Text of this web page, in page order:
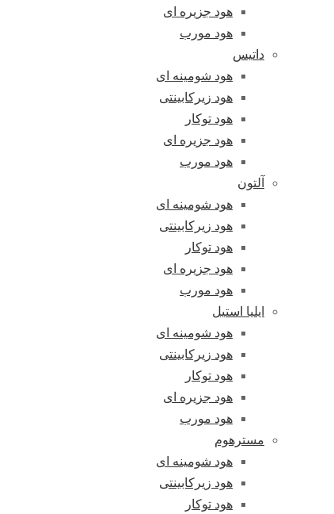
هود جزیره ای
هود مورب
داتیس
هود شومینه ای
هود زیرکابینتی
هود توکار
هود جزیره ای
هود مورب
آلتون
هود شومینه ای
هود زیرکابینتی
هود توکار
هود جزیره ای
هود مورب
ایلیا استیل
هود شومینه ای
هود زیرکابینتی
هود توکار
هود جزیره ای
هود مورب
مسترهوم
هود شومینه ای
هود زیرکابینتی
هود توکار